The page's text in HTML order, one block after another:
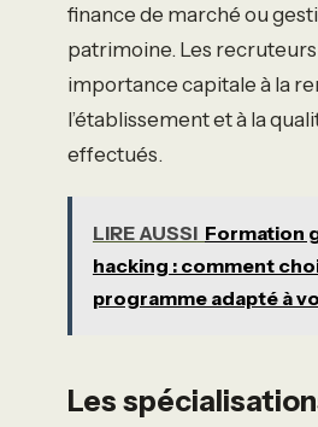
finance de marché ou
patrimoine. Les
importance capitale à la
l’établissement et à la
effectués.
LIRE AUSSI Formation
hacking : comment
programme adapté à
Les